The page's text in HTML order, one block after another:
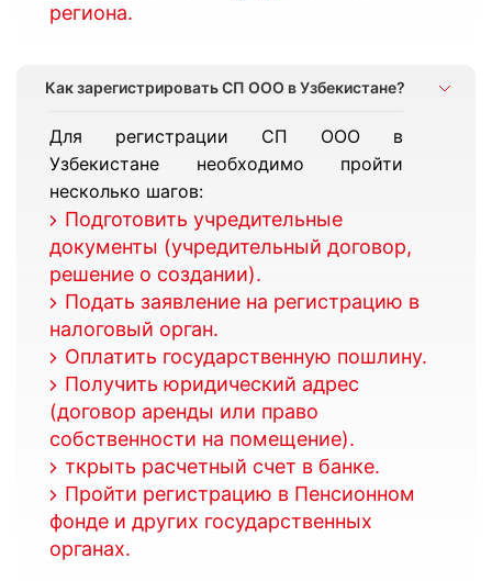
региона.
Как зарегистрировать СП ООО в Узбекистане?
Для регистрации СП ООО в
Узбекистане необходимо пройти
несколько шагов:
Подготовить учредительные
документы (учредительный договор,
решение о создании).
Подать заявление на регистрацию в
налоговый орган.
Оплатить государственную пошлину.
Получить юридический адрес
(договор аренды или право
собственности на помещение).
ткрыть расчетный счет в банке.
Пройти регистрацию в Пенсионном
фонде и других государственных
органах.